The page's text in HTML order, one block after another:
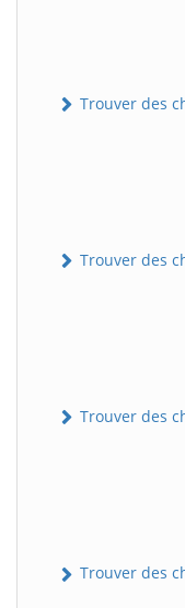
Trouver des
Trouver des
Trouver des
Trouver des